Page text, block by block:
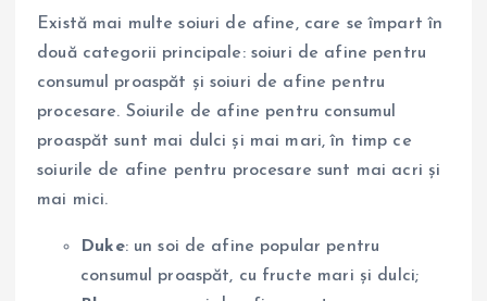
Există mai multe soiuri de afine, care se împart în
două categorii principale: soiuri de afine pentru
consumul proaspăt și soiuri de afine pentru
procesare. Soiurile de afine pentru consumul
proaspăt sunt mai dulci și mai mari, în timp ce
soiurile de afine pentru procesare sunt mai acri și
mai mici.
Duke: un soi de afine popular pentru
consumul proaspăt, cu fructe mari și dulci;